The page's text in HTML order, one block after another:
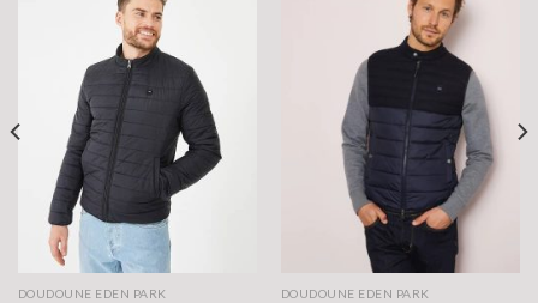
DOUDOUNE EDEN PARK DOUDOUNE EDEN PARK